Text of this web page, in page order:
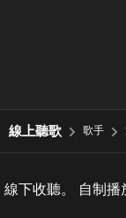
線上聽歌 歌手
線下收聽。 自制播